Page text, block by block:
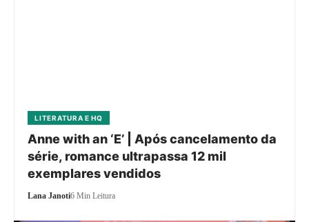
LITERATURA E HQ
Anne with an ‘E’ | Após cancelamento da
série, romance ultrapassa 12 mil
exemplares vendidos
Lana Janoti6 Min Leitura